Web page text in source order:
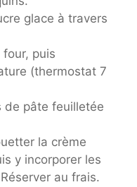
glace à travers
puis
(thermostat 7
de pâte feuilletée
la crème
y incorporer les
au frais.